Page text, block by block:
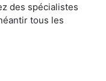
des spécialistes
tous les